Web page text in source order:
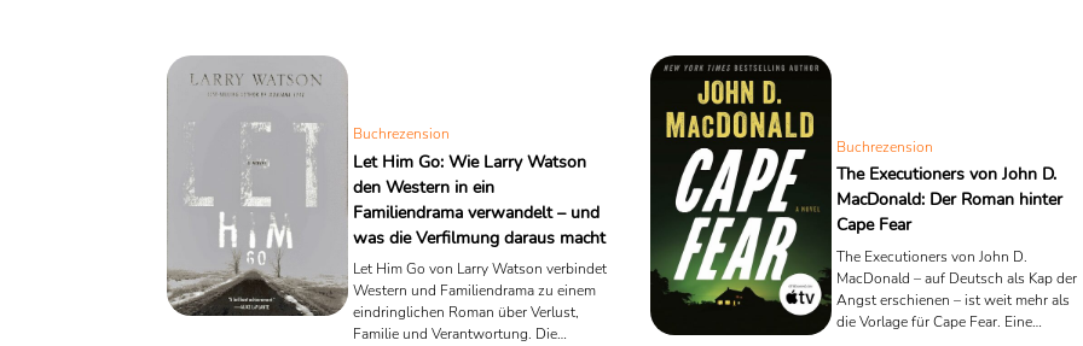
Buchrezension
Let Him Go: Wie Larry Watson
den Western in ein
Familiendrama verwandelt – und
was die Verfilmung daraus macht
Let Him Go von Larry Watson verbindet
Western und Familiendrama zu einem
eindringlichen Roman über Verlust,
Familie und Verantwortung. Die
Buchrezension
The Executioners von John D.
MacDonald: Der Roman hinter
Cape Fear
The Executioners von John D.
MacDonald – auf Deutsch als Kap der
Angst erschienen – ist weit mehr als
die Vorlage für Cape Fear. Eine